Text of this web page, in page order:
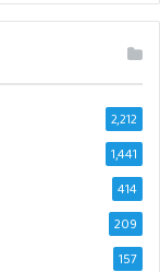
2,212
1,441
414
209
157